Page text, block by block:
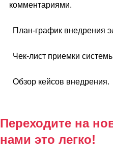
комментариями.
План-график внедрения
Чек-лист приемки
Обзор кейсов внедрения.
Переходите на
нами это легко!